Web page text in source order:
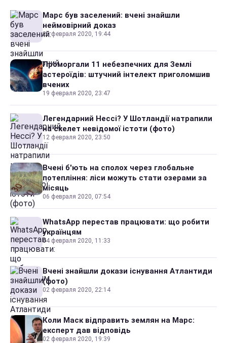
Марс був заселений: вчені знайшли
неймовірний доказ
25 февраля 2020, 19:44
Проморгали 11 небезпечних для Землі
астероїдів: штучний інтелект приголомшив
вчених
19 февраля 2020, 23:47
Легендарний Нессі? У Шотландії натрапили
на скелет невідомої істоти (фото)
12 февраля 2020, 23:50
Вчені б'ють на сполох через глобальне
потепління: ліси можуть стати озерами за
місяць
06 февраля 2020, 07:54
WhatsApp перестав працювати: що робити
українцям
04 февраля 2020, 11:33
Вчені знайшли докази існування Атлантиди
(фото)
02 февраля 2020, 22:14
Коли Маск відправить землян на Марс:
експерт дав відповідь
02 февраля 2020, 19:39